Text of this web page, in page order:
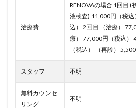
治療費
RENOVAの場合 1回目 (
液検査) 11,000円（税
込） 2回目 （治療）
療） 77,000円（税込）
（税込） （再診）
スタッフ 不明
無料カウンセ
リング
不明